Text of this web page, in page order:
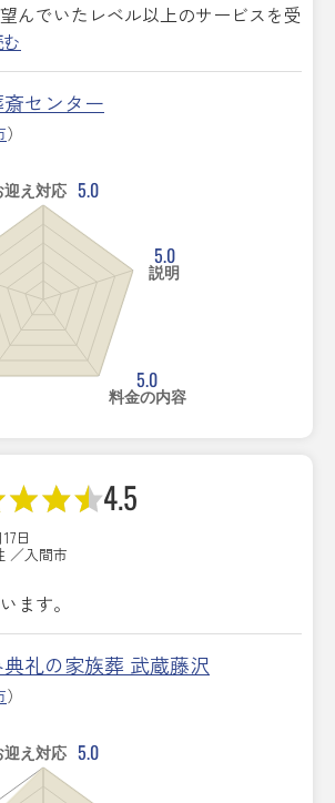
んでいたレベル以上のサービスを受
センター
）
迎え対応 5.0
5.0
説明
5.0
料金の内容
4.5
日
／入間市
ます。
礼の家族葬 武蔵藤沢
）
迎え対応 5.0